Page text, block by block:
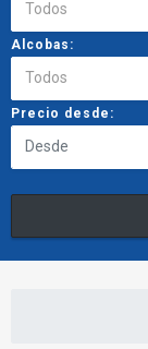
Todos
Alcobas:
Todos
Precio desde: